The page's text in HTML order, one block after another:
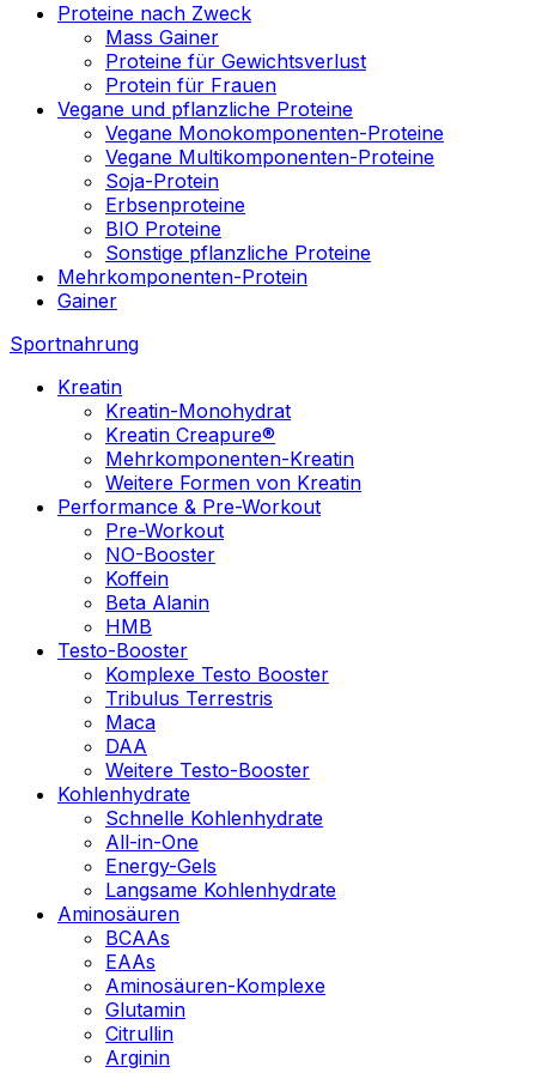
Proteine nach Zweck
Mass Gainer
Proteine für Gewichtsverlust
Protein für Frauen
Vegane und pflanzliche Proteine
Vegane Monokomponenten-Proteine
Vegane Multikomponenten-Proteine
Soja-Protein
Erbsenproteine
BIO Proteine
Sonstige pflanzliche Proteine
Mehrkomponenten-Protein
Gainer
Sportnahrung
Kreatin
Kreatin-Monohydrat
Kreatin Creapure®
Mehrkomponenten-Kreatin
Weitere Formen von Kreatin
Performance & Pre-Workout
Pre-Workout
NO-Booster
Koffein
Beta Alanin
HMB
Testo-Booster
Komplexe Testo Booster
Tribulus Terrestris
Maca
DAA
Weitere Testo-Booster
Kohlenhydrate
Schnelle Kohlenhydrate
All-in-One
Energy-Gels
Langsame Kohlenhydrate
Aminosäuren
BCAAs
EAAs
Aminosäuren-Komplexe
Glutamin
Citrullin
Arginin